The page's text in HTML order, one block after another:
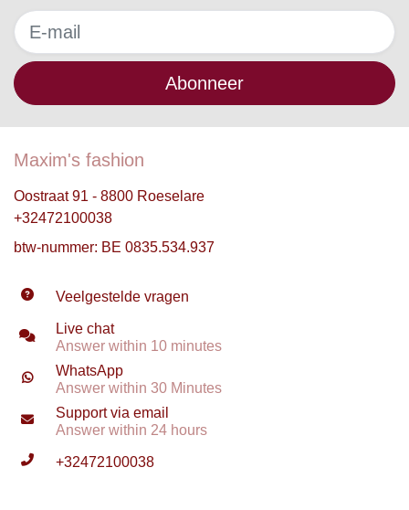
Abonneer
Maxim's fashion
Oostraat 91 - 8800 Roeselare
+32472100038
btw-nummer: BE 0835.534.937
Veelgestelde vragen
Live chat
Answer within 10 minutes
WhatsApp
Answer within 30 Minutes
Support via email
Answer within 24 hours
+32472100038